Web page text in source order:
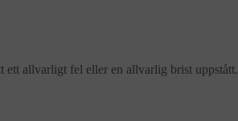
ett allvarligt fel eller en allvarlig brist uppstått.